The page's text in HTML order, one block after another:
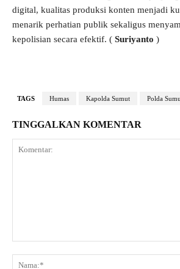
digital, kualitas produksi konten menjadi
menarik perhatian publik sekaligus
kepolisian secara efektif. ( Suriyanto )
TAGS Humas Kapolda Sumut Polda
TINGGALKAN KOMENTAR